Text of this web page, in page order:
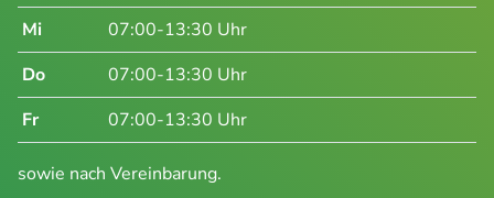
Mi
07:00-13:30 Uhr
Do
07:00-13:30 Uhr
Fr
07:00-13:30 Uhr
sowie nach Vereinbarung.